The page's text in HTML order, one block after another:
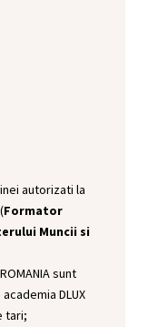
autorizati la
(Formator
Muncii si
sunt
DLUX
tari;